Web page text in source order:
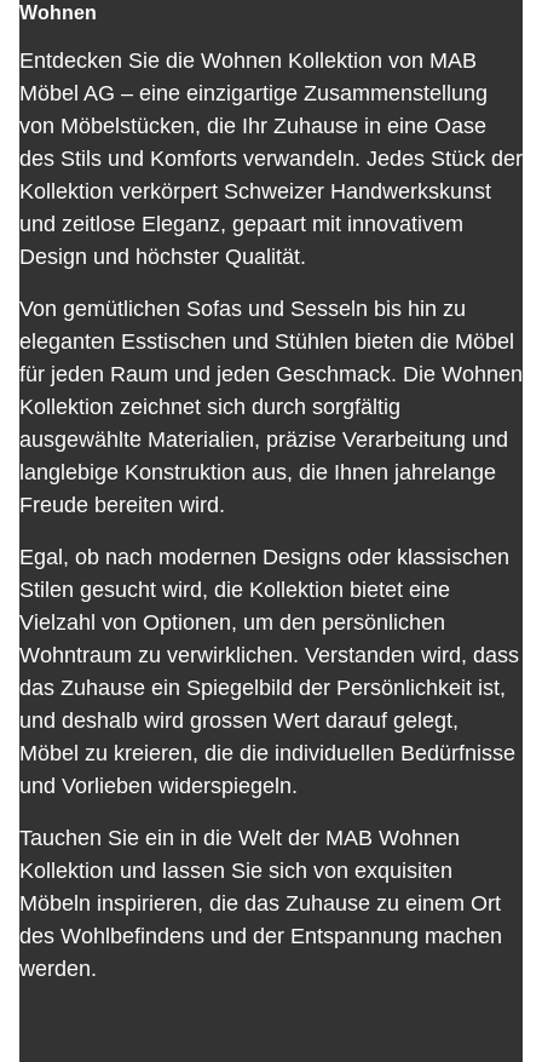
Wohnen
Entdecken Sie die Wohnen Kollektion von MAB
Möbel AG – eine einzigartige Zusammenstellung
von Möbelstücken, die Ihr Zuhause in eine Oase
des Stils und Komforts verwandeln. Jedes Stück der
Kollektion verkörpert Schweizer Handwerkskunst
und zeitlose Eleganz, gepaart mit innovativem
Design und höchster Qualität.
Von gemütlichen Sofas und Sesseln bis hin zu
eleganten Esstischen und Stühlen bieten die Möbel
für jeden Raum und jeden Geschmack. Die Wohnen
Kollektion zeichnet sich durch sorgfältig
ausgewählte Materialien, präzise Verarbeitung und
langlebige Konstruktion aus, die Ihnen jahrelange
Freude bereiten wird.
Egal, ob nach modernen Designs oder klassischen
Stilen gesucht wird, die Kollektion bietet eine
Vielzahl von Optionen, um den persönlichen
Wohntraum zu verwirklichen. Verstanden wird, dass
das Zuhause ein Spiegelbild der Persönlichkeit ist,
und deshalb wird grossen Wert darauf gelegt,
Möbel zu kreieren, die die individuellen Bedürfnisse
und Vorlieben widerspiegeln.
Tauchen Sie ein in die Welt der MAB Wohnen
Kollektion und lassen Sie sich von exquisiten
Möbeln inspirieren, die das Zuhause zu einem Ort
des Wohlbefindens und der Entspannung machen
werden.